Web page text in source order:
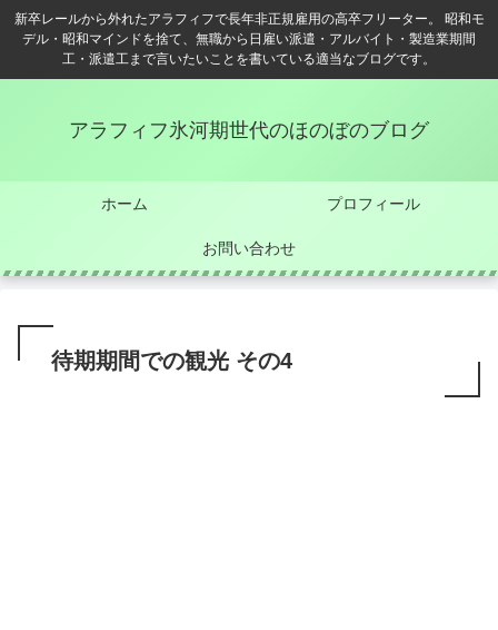
新卒レールから外れたアラフィフで長年非正規雇用の高卒フリーター。 昭和モ
デル・昭和マインドを捨て、無職から日雇い派遣・アルバイト・製造業期間
工・派遣工まで言いたいことを書いている適当なブログです。
アラフィフ氷河期世代のほのぼのブログ
ホーム プロフィール
お問い合わせ
待期期間での観光 その4